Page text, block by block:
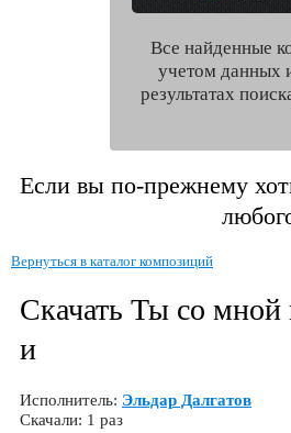
Все найденные
учетом данных
результатах
Если вы по-прежнему
Вернуться в каталог композиций
Скачать Ты со мной
и
Исполнитель: Эльдар Далгатов
Скачали: 1 раз